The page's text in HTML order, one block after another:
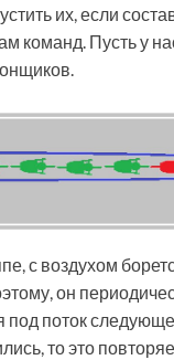
их, если
команд. Пусть у
с воздухом
он
под поток
то это